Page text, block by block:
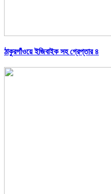
ঠাকুরগাঁওয়ে ইজিবাইক সহ গ্রেপ্তার ৪